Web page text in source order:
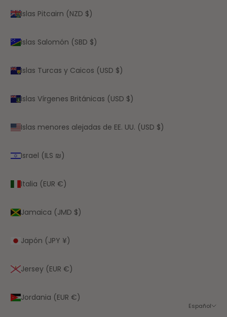
Islas Pitcairn (NZD $)
Islas Salomón (SBD $)
Islas Turcas y Caicos (USD $)
Islas Vírgenes Británicas (USD $)
Islas menores alejadas de EE. UU. (USD $)
Israel (ILS ₪)
Italia (EUR €)
Jamaica (JMD $)
Japón (JPY ¥)
Jersey (EUR €)
Jordania (EUR €)
Español